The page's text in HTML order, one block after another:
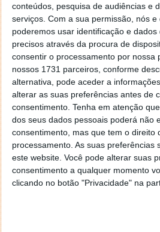
conteúdos, pesquisa de audiências e
serviços. Com a sua permissão, nós
poderemos usar identificação e
precisos através da procura de
consentir o processamento por nossa
nossos 1731 parceiros, conforme
alternativa, pode aceder a
alterar as suas preferências antes de
consentimento. Tenha em atenção
dos seus dados pessoais poderá não
consentimento, mas que tem o direito
processamento. As suas preferências
este website. Você pode alterar suas
consentimento a qualquer momento
clicando no botão "Privacidade" na
PRÓXIMO ARTIGO
Apple poderá estar a criar
ataques
ARTIGO
Tutorial: Como enviar alertas